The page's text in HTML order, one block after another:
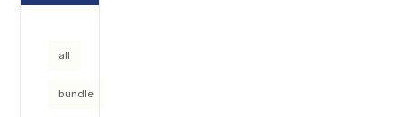
all
bundle